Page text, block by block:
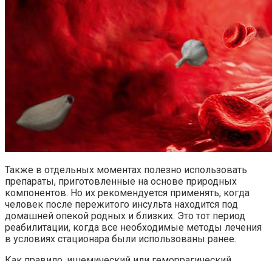
Также в отдельных моментах полезно использовать
препараты, приготовленные на основе природных
компонентов. Но их рекомендуется применять, когда
человек после пережитого инсульта находится под
домашней опекой родных и близких. Это тот период
реабилитации, когда все необходимые методы лечения
в условиях стационара были использованы ранее.